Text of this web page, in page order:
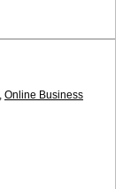
Online Business